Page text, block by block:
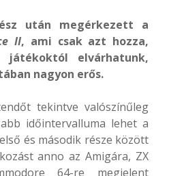
után megérkezett a
II, ami csak azt hozza,
elvárhatunk,
nagyon erős.
tekintve valószínűleg
időintervalluma lehet a
és második része között
anno az Amigára, ZX
64-re megjelent